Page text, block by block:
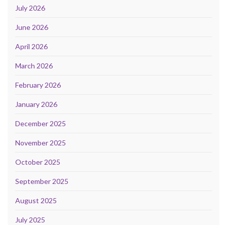
July 2026
June 2026
April 2026
March 2026
February 2026
January 2026
December 2025
November 2025
October 2025
September 2025
August 2025
July 2025